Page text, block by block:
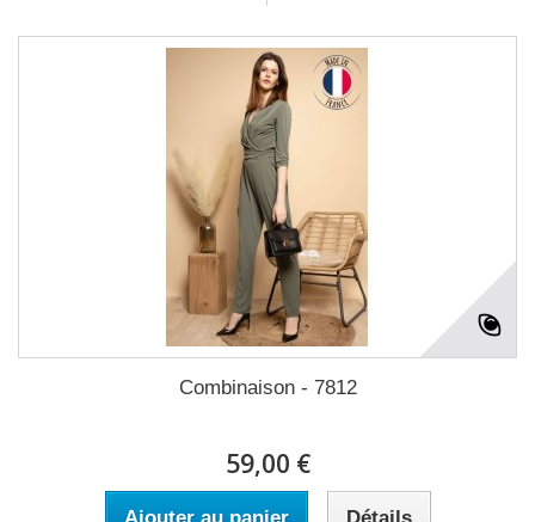
Combinaison - 7812
59,00 €